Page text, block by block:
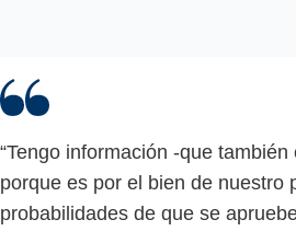
“Tengo información -que
porque es por el bien de nuestro
probabilidades de que se